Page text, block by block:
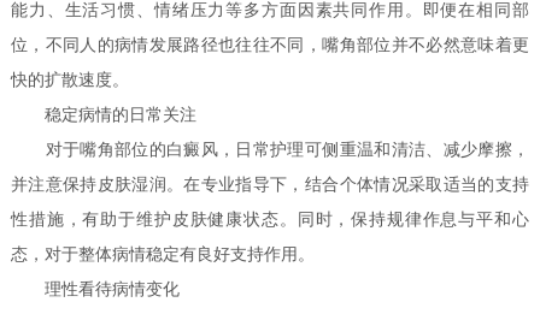
能力、生活习惯、情绪压力等多方面因素共同作用。即便在相同部
位，不同人的病情发展路径也往往不同，嘴角部位并不必然意味着更
快的扩散速度。
稳定病情的日常关注
对于嘴角部位的白癜风，日常护理可侧重温和清洁、减少摩擦，
并注意保持皮肤湿润。在专业指导下，结合个体情况采取适当的支持
性措施，有助于维护皮肤健康状态。同时，保持规律作息与平和心
态，对于整体病情稳定有良好支持作用。
理性看待病情变化